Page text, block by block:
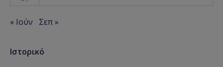
« Ιούν Σεπ »
Ιστορικό